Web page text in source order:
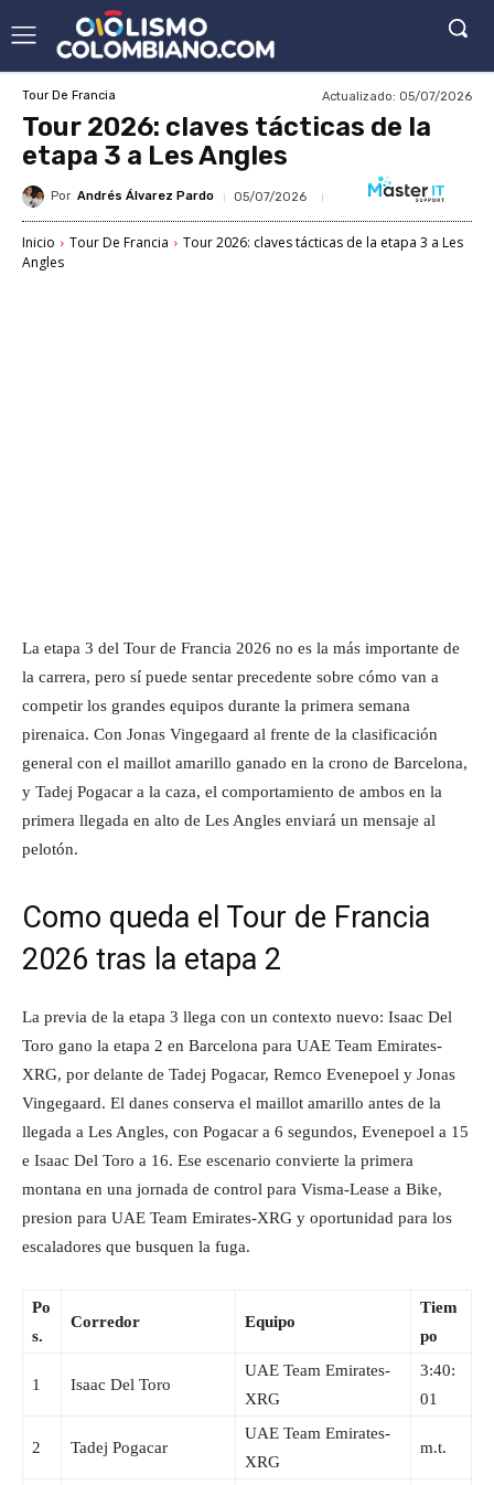
Tour De Francia Actualizado: 05/07/2026
Tour 2026: claves tácticas de la
etapa 3 a Les Angles
Por Andrés Álvarez Pardo 05/07/2026
Inicio Tour De Francia
Tour 2026: claves tácticas de la etapa 3 a Les
Angles
La etapa 3 del Tour de Francia 2026 no es la más importante de
la carrera, pero sí puede sentar precedente sobre cómo van a
competir los grandes equipos durante la primera semana
pirenaica. Con Jonas Vingegaard al frente de la clasificación
general con el maillot amarillo ganado en la crono de Barcelona,
y Tadej Pogacar a la caza, el comportamiento de ambos en la
primera llegada en alto de Les Angles enviará un mensaje al
pelotón.
Como queda el Tour de Francia
2026 tras la etapa 2
La previa de la etapa 3 llega con un contexto nuevo: Isaac Del
Toro gano la etapa 2 en Barcelona para UAE Team Emirates-
XRG, por delante de Tadej Pogacar, Remco Evenepoel y Jonas
Vingegaard. El danes conserva el maillot amarillo antes de la
llegada a Les Angles, con Pogacar a 6 segundos, Evenepoel a 15
e Isaac Del Toro a 16. Ese escenario convierte la primera
montana en una jornada de control para Visma-Lease a Bike,
presion para UAE Team Emirates-XRG y oportunidad para los
escaladores que busquen la fuga.
Po
s.
Corredor Equipo
Tiem
po
1 Isaac Del Toro
UAE Team Emirates-
XRG
3:40:
01
2 Tadej Pogacar
UAE Team Emirates-
XRG
m.t.